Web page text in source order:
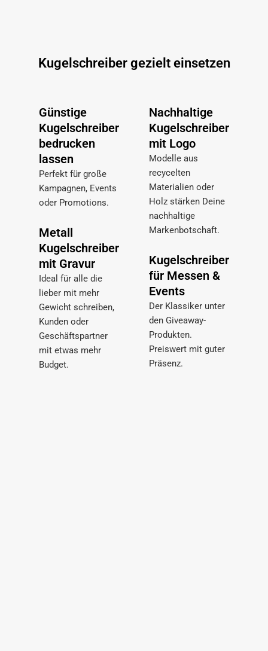
Kugelschreiber gezielt einsetzen
Günstige
Kugelschreiber
bedrucken
lassen
Perfekt für große
Kampagnen, Events
oder Promotions.
Metall
Kugelschreiber
mit Gravur
Ideal für alle die
lieber mit mehr
Gewicht schreiben,
Kunden oder
Geschäftspartner
mit etwas mehr
Budget.
Nachhaltige
Kugelschreiber
mit Logo
Modelle aus
recycelten
Materialien oder
Holz stärken Deine
nachhaltige
Markenbotschaft.
Kugelschreiber
für Messen &
Events
Der Klassiker unter
den Giveaway-
Produkten.
Preiswert mit guter
Präsenz.